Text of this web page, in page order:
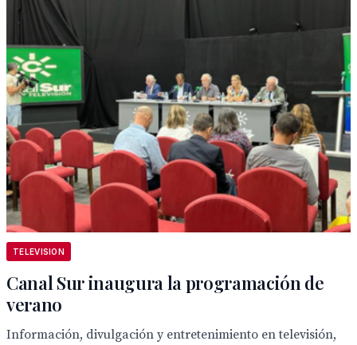
TELEVISION
Canal Sur inaugura la programación de
verano
Información, divulgación y entretenimiento en televisión,